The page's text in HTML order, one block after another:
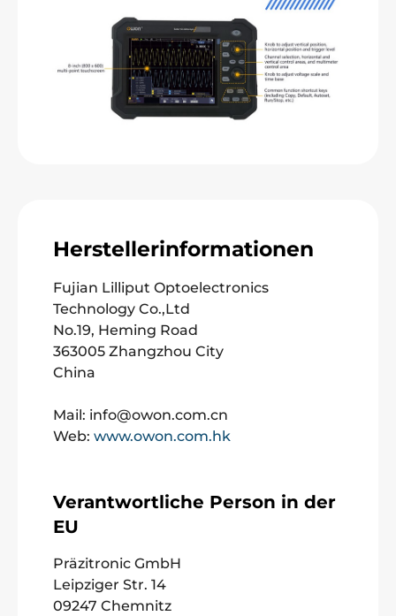
Herstellerinformationen
Fujian Lilliput Optoelectronics
Technology Co.,Ltd
No.19, Heming Road
363005 Zhangzhou City
China
Mail: info@owon.com.cn
Web: www.owon.com.hk
Verantwortliche Person in der
EU
Präzitronic GmbH
Leipziger Str. 14
09247 Chemnitz